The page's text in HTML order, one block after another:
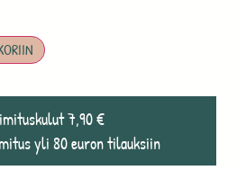
7,90 €
yli 80 euron tilauksiin